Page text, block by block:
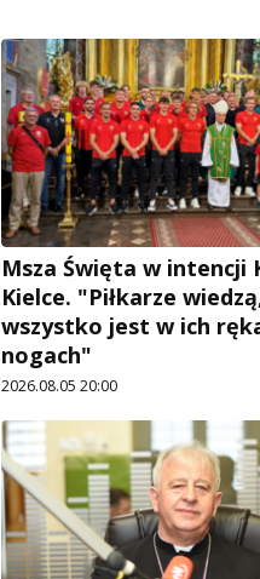
Msza Święta w intencji
Kielce. "Piłkarze
wszystko jest w ich
nogach"
2026.08.05 20:00